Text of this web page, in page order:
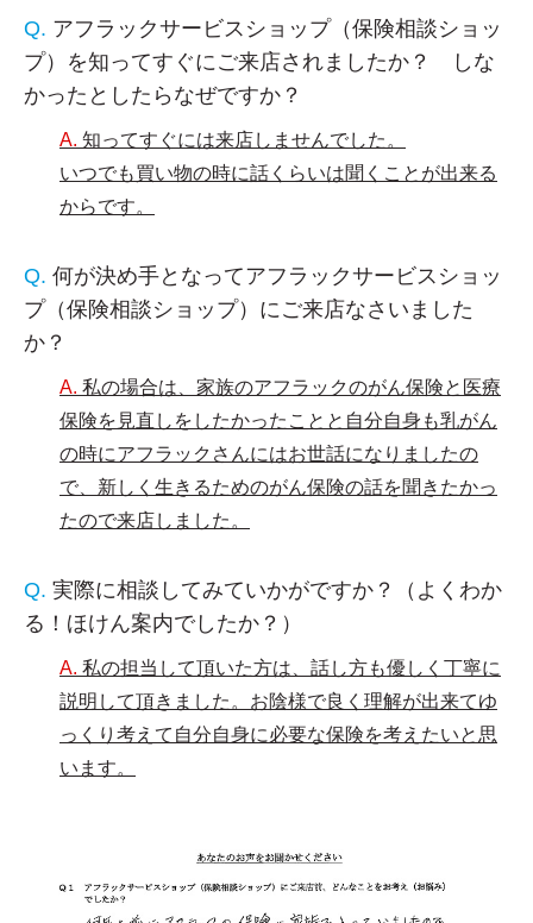
アフラックサービスショップ（保険相談ショッ
プ）を知ってすぐにご来店されましたか？ しな
かったとしたらなぜですか？
知ってすぐには来店しませんでした。
いつでも買い物の時に話くらいは聞くことが出来る
からです。
何が決め手となってアフラックサービスショッ
プ（保険相談ショップ）にご来店なさいました
か？
私の場合は、家族のアフラックのがん保険と医療
保険を見直しをしたかったことと自分自身も乳がん
の時にアフラックさんにはお世話になりましたの
で、新しく生きるためのがん保険の話を聞きたかっ
たので来店しました。
実際に相談してみていかがですか？（よくわか
る！ほけん案内でしたか？）
私の担当して頂いた方は、話し方も優しく丁寧に
説明して頂きました。お陰様で良く理解が出来てゆ
っくり考えて自分自身に必要な保険を考えたいと思
います。